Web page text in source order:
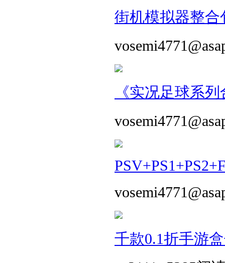
街机模拟器整合
《实况足球系
千款0.1折手游